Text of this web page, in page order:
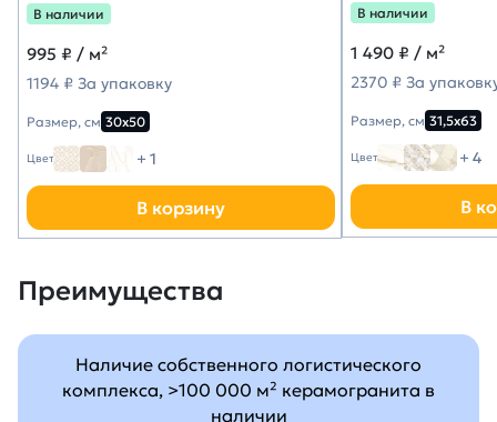
В наличии
995 ₽ / м²
1194 ₽ За упаковку
Размер, см 30х50
Цвет + 1
В корзину
В наличии
1 490 ₽ / м²
2370 ₽ За
Размер, см 31,5х63
Цвет + 4
В
Преимущества
Наличие собственного логистического
комплекса, >100 000 м² керамогранита в
наличии